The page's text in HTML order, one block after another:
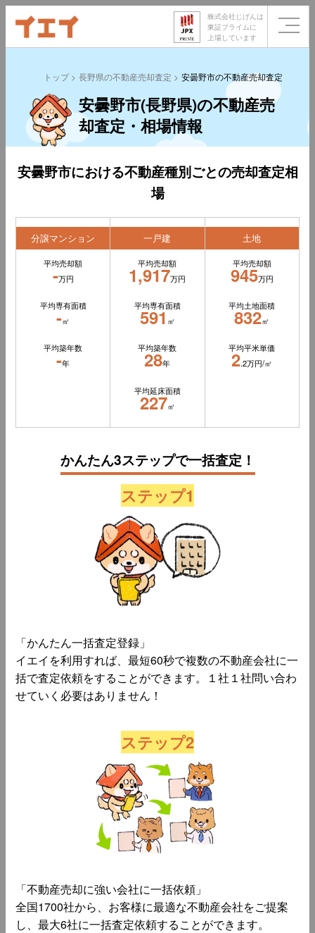
株式会社じげんは
東証プライムに
上場しています
トップ 長野県の不動産売却査定 安曇野市の不動産売却査定
安曇野市(長野県)の不動産売
却査定・相場情報
安曇野市における不動産種別ごとの売却査定相
場
分譲マンション
平均売却額
-万円
平均専有面積
-㎡
平均築年数
-年
一戸建
平均売却額
1,917万円
平均専有面積
591㎡
平均築年数
28年
平均延床面積
227㎡
土地
平均売却額
945万円
平均土地面積
832㎡
平均平米単価
2.2万円/㎡
かんたん3ステップで一括査定！
ステップ1
「かんたん一括査定登録」
イエイを利用すれば、最短60秒で複数の不動産会社に一
括で査定依頼をすることができます。１社１社問い合わ
せていく必要はありません！
ステップ2
「不動産売却に強い会社に一括依頼」
全国1700社から、お客様に最適な不動産会社をご提案
し、最大6社に一括査定依頼することができます。